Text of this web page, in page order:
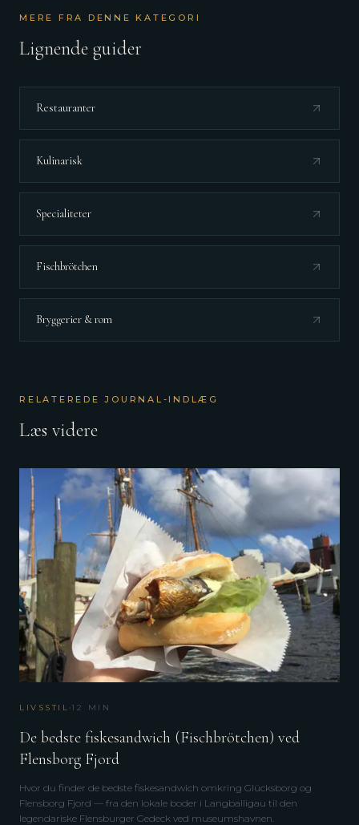
MERE FRA DENNE KATEGORI
Lignende guider
Restauranter
Kulinarisk
Specialiteter
Fischbrötchen
Bryggerier & rom
RELATEREDE JOURNAL-INDLÆG
Læs videre
LIVSSTIL ·12 MIN
De bedste fiskesandwich (Fischbrötchen) ved
Flensborg Fjord
Hvor du finder de bedste fiskesandwich omkring Glücksborg og
Flensborg Fjord — fra den lokale boder i Langballigau til den
legendariske Flensburger Gedeck ved museumshavnen.